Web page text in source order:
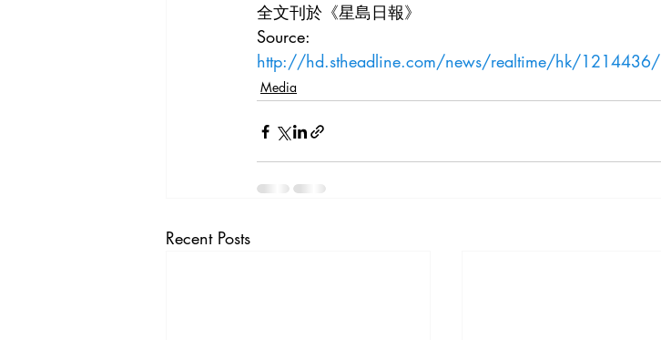
全文刊於《星島日報》
Source:
http://hd.stheadline.com/news/realtime/hk/1214436/
Media
Recent Posts